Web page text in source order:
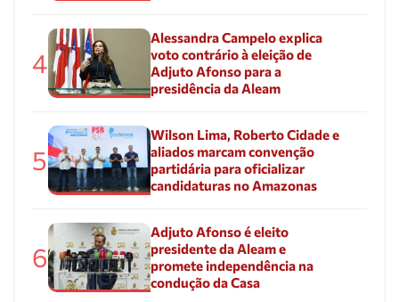
4
Alessandra Campelo explica
voto contrário à eleição de
Adjuto Afonso para a
presidência da Aleam
5
Wilson Lima, Roberto Cidade e
aliados marcam convenção
partidária para oficializar
candidaturas no Amazonas
6
Adjuto Afonso é eleito
presidente da Aleam e
promete independência na
condução da Casa